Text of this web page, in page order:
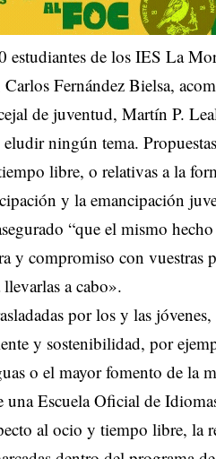
estudiantes de los IES La
Fernández Bielsa,
de juventud, Martín P.
ningún tema.
libre, o relativas a la
y la emancipación
“que el mismo
y compromiso con vuestras
a cabo».
por los y las
y sostenibilidad, por
o el mayor fomento de la
una Escuela Oficial de
al ocio y tiempo libre, la